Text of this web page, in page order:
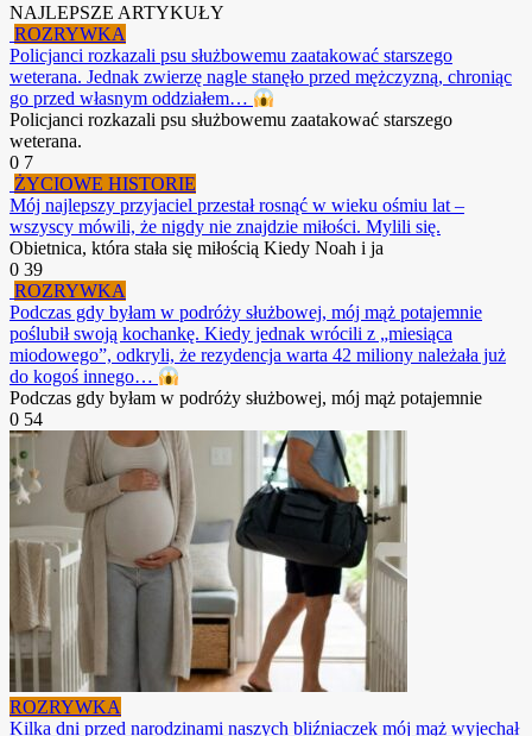
NAJLEPSZE ARTYKUŁY
ROZRYWKA
Policjanci rozkazali psu służbowemu zaatakować starszego
weterana. Jednak zwierzę nagle stanęło przed mężczyzną, chroniąc
go przed własnym oddziałem…
Policjanci rozkazali psu służbowemu zaatakować starszego
weterana.
0 7
ŻYCIOWE HISTORIE
Mój najlepszy przyjaciel przestał rosnąć w wieku ośmiu lat –
wszyscy mówili, że nigdy nie znajdzie miłości. Mylili się.
Obietnica, która stała się miłością Kiedy Noah i ja
0 39
ROZRYWKA
Podczas gdy byłam w podróży służbowej, mój mąż potajemnie
poślubił swoją kochankę. Kiedy jednak wrócili z „miesiąca
miodowego”, odkryli, że rezydencja warta 42 miliony należała już
do kogoś innego…
Podczas gdy byłam w podróży służbowej, mój mąż potajemnie
0 54
ROZRYWKA
Kilka dni przed narodzinami naszych bliźniaczek mój mąż wyjechał